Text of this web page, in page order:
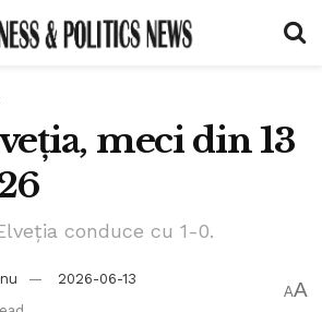
meci din 13
conduce cu 1-0.
2026-06-13
AA